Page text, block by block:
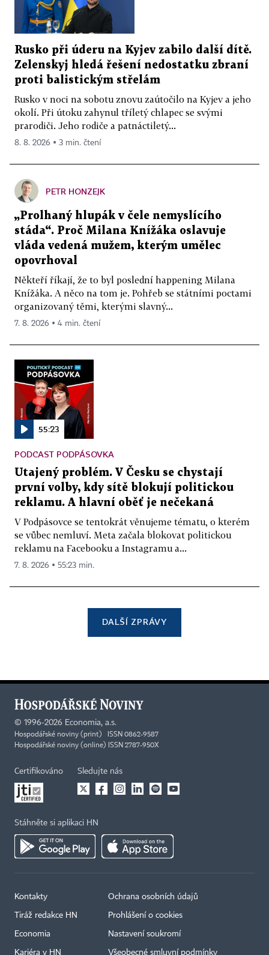
Rusko při úderu na Kyjev zabilo další dítě.
Zelenskyj hledá řešení nedostatku zbraní
proti balistickým střelám
Rusko v noci na sobotu znovu zaútočilo na Kyjev a jeho
okolí. Při útoku zahynul tříletý chlapec se svými
prarodiči. Jeho rodiče a patnáctiletý...
8. 8. 2026 ▪ 3 min. čtení
PETR HONZEJK
„Prolhaný hlupák v čele nemyslícího
stáda“. Proč Milana Knížáka oslavuje
vláda vedená mužem, kterým umělec
opovrhoval
Někteří říkají, že to byl poslední happening Milana
Knížáka. A něco na tom je. Pohřeb se státními poctami
organizovaný těmi, kterými slavný...
7. 8. 2026 ▪ 4 min. čtení
55:23
PODCAST PODPÁSOVKA
Utajený problém. V Česku se chystají
první volby, kdy sítě blokují politickou
reklamu. A hlavní oběť je nečekaná
V Podpásovce se tentokrát věnujeme tématu, o kterém
se vůbec nemluví. Meta začala blokovat politickou
reklamu na Facebooku a Instagramu a...
7. 8. 2026 ▪ 55:23 min.
DALŠÍ ZPRÁVY
© 1996-2026 Economia, a.s.
Hospodářské noviny (print) ISSN 0862-9587
Hospodářské noviny (online) ISSN 2787-950X
Certifikováno Sledujte nás
Stáhněte si aplikaci HN
Kontakty
Tiráž redakce HN
Economia
Kariéra v HN
Ochrana osobních údajů
Prohlášení o cookies
Nastavení soukromí
Všeobecné smluvní podmínky